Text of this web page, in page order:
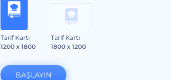
Tarif Kartı
1200 x 1800
Tarif Kartı
1800 x 1200
BAŞLAYIN